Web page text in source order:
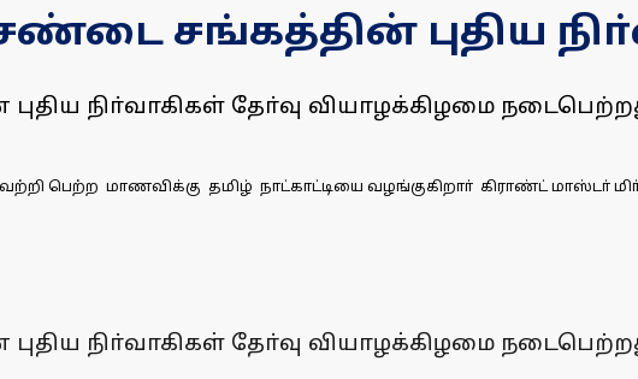
சங்கத்தின் புதிய
நிா்வாகிகள் தோ்வு வியாழக்கிழமை
மாணவிக்கு தமிழ் நாட்காட்டியை வழங்குகிறாா் கிராண்ட் மாஸ்டா் மிா்
நிா்வாகிகள் தோ்வு வியாழக்கிழமை